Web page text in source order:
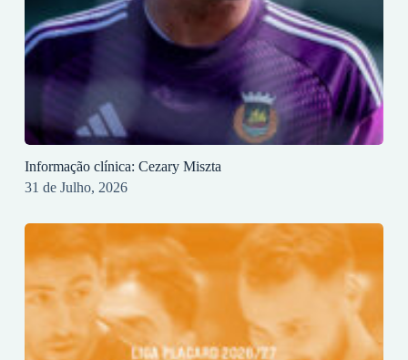
Informação clínica: Cezary Miszta
31 de Julho, 2026